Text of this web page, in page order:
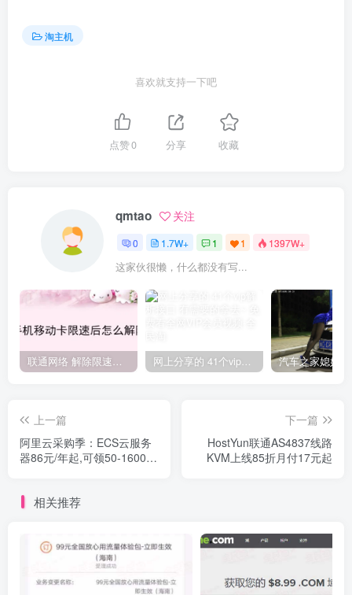
淘主机
喜欢就支持一下吧
点赞0 分享 收藏
qmtao 关注
0 1.7W+ 1 1 1397W+
这家伙很懒，什么都没有写...
联通网络 解除限速方法参考！畅享、畅玩、老白干等及其它地区自测了 网上分享的 41个vip解析接口 有需要的拿去~ 免费看全网VIP会员视频
上一篇
阿里云采购季：ECS云服务
器86元/年起,可领50-1600元
下一篇
HostYun联通AS4837线路
KVM上线85折月付17元起
相关推荐